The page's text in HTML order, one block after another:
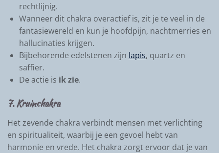
rechtlijnig.
Wanneer dit chakra overactief is, zit je te veel in de
fantasiewereld en kun je hoofdpijn, nachtmerries en
hallucinaties krijgen.
Bijbehorende edelstenen zijn lapis, quartz en
saffier.
De actie is ik zie.
7. Kruinchakra
Het zevende chakra verbindt mensen met verlichting
en spiritualiteit, waarbij je een gevoel hebt van
harmonie en vrede. Het chakra zorgt ervoor dat je van